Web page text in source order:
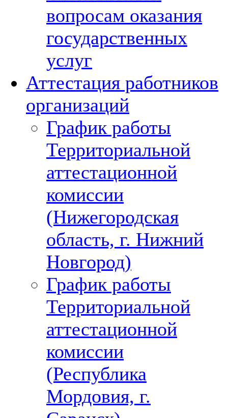
вопросам оказания
государственных
услуг
Аттестация работников
организаций
График работы
Территориальной
аттестационной
комиссии
(Нижегородская
область, г. Нижний
Новгород)
График работы
Территориальной
аттестационной
комиссии
(Республика
Мордовия, г.